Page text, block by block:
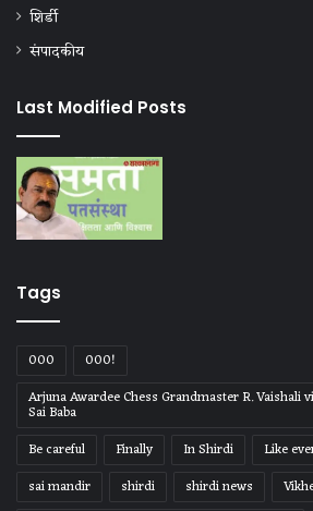
शिर्डी
संपादकीय
Last Modified Posts
Tags
000
000!
Arjuna Awardee Chess Grandmaster R. Vaishali
Sai Baba
Be careful
Finally In Shirdi Like
sai mandir
shirdi shirdi news